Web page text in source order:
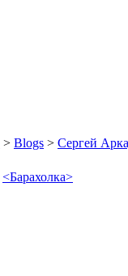
> Blogs > Сергей
<Барахолка>